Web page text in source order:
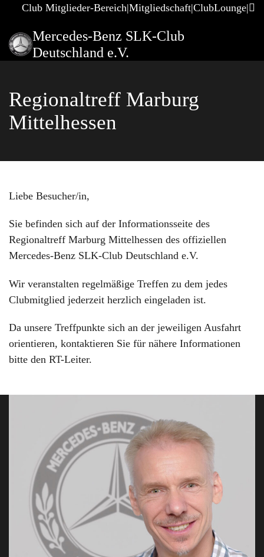
Club Mitglieder-Bereich Mitgliedschaft ClubLounge
Mercedes-Benz SLK-Club
Deutschland e.V.
Regionaltreff Marburg
Mittelhessen
Liebe Besucher/in,
Sie befinden sich auf der Informationsseite des
Regionaltreff Marburg Mittelhessen des offiziellen
Mercedes-Benz SLK-Club Deutschland e.V.
Wir veranstalten regelmäßige Treffen zu dem jedes
Clubmitglied jederzeit herzlich eingeladen ist.
Da unsere Treffpunkte sich an der jeweiligen Ausfahrt
orientieren, kontaktieren Sie für nähere Informationen
bitte den RT-Leiter.